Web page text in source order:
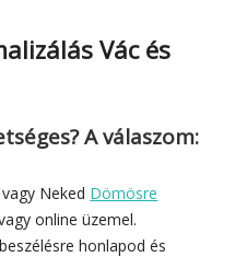
Vác és
A válaszom:
Neked Dömösre
online üzemel.
honlapod és